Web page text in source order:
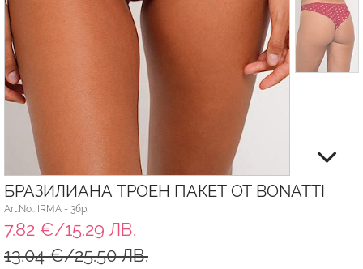
БРАЗИЛИАНА ТРОЕН ПАКЕТ ОТ BONATTI
Art.No.: IRMA - 3бр.
7.82 €/15.29 ЛВ.
13.04 €/25.50 ЛВ.